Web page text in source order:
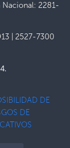
Nacional: 2281-
| 2527-7300
DE
DE